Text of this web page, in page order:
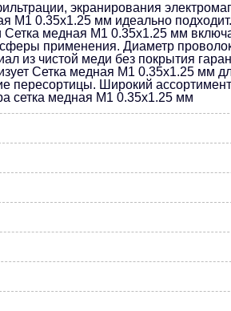
экранирования
М1 0.35х1.25 мм идеально подходит.
Сетка медная М1 0.35х1.25 мм
применения. Диаметр
из чистой меди без покрытия
Сетка медная М1 0.35х1.25 мм
пересортицы. Широкий
сетка медная М1 0.35х1.25 мм